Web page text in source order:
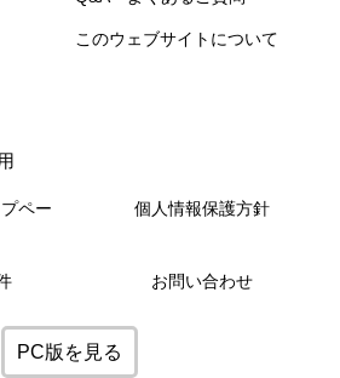
このウェブサイトについて
ペー
個人情報保護方針
お問い合わせ
PC版を見る